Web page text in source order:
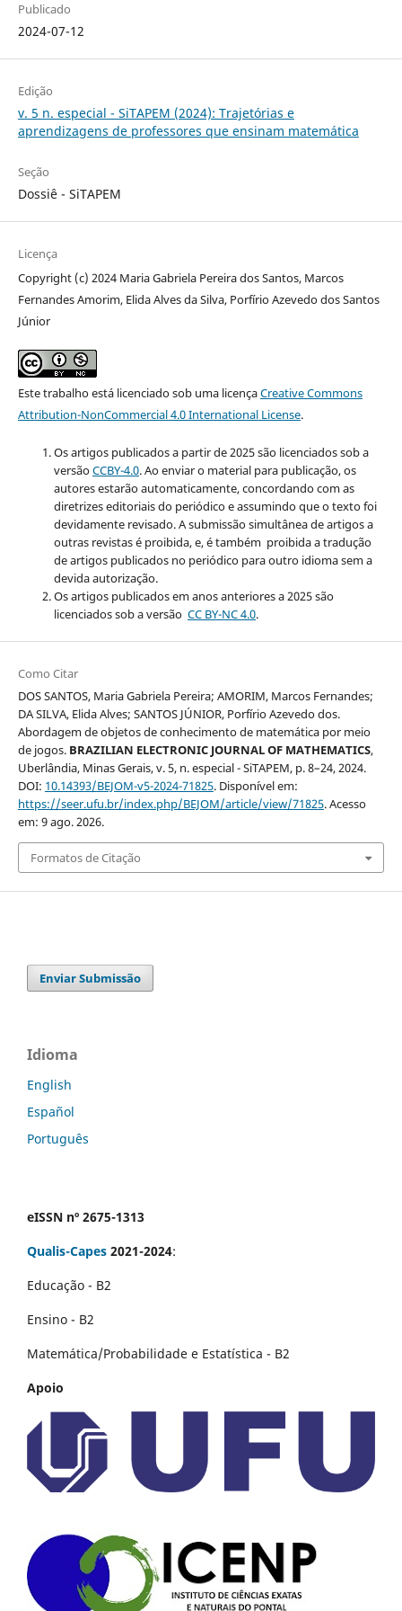
Publicado
2024-07-12
Edição
v. 5 n. especial - SiTAPEM (2024): Trajetórias e
aprendizagens de professores que ensinam matemática
Seção
Dossiê - SiTAPEM
Licença
Copyright (c) 2024 Maria Gabriela Pereira dos Santos, Marcos
Fernandes Amorim, Elida Alves da Silva, Porfírio Azevedo dos Santos
Júnior
Este trabalho está licenciado sob uma licençaCreative Commons
Attribution-NonCommercial 4.0 International License.
Os artigos publicados a partir de 2025 são licenciados sob a
versãoCCBY-4.0. Ao enviar o material para publicação, os
autores estarão automaticamente, concordando com as
diretrizes editoriais do periódico e assumindo que o texto foi
devidamente revisado. A submissão simultânea de artigos a
outras revistas é proibida, e, é também proibida a tradução
de artigos publicados no periódico para outro idioma sem a
devida autorização.
Os artigos publicados em anos anteriores a 2025 são
licenciados sob a versão CC BY-NC 4.0.
Como Citar
DOS SANTOS, Maria Gabriela Pereira; AMORIM, Marcos Fernandes;
DA SILVA, Elida Alves; SANTOS JÚNIOR, Porfírio Azevedo dos.
Abordagem de objetos de conhecimento de matemática por meio
de jogos. BRAZILIAN ELECTRONIC JOURNAL OF MATHEMATICS,
Uberlândia, Minas Gerais, v. 5, n. especial - SiTAPEM, p. 8–24, 2024.
DOI: 10.14393/BEJOM-v5-2024-71825. Disponível em:
https://seer.ufu.br/index.php/BEJOM/article/view/71825. Acesso
em: 9 ago. 2026.
Formatos de Citação
Enviar Submissão
Idioma
English
Español
Português
eISSN nº 2675-1313
Qualis-Capes 2021-2024:
Educação - B2
Ensino - B2
Matemática/Probabilidade e Estatística - B2
Apoio